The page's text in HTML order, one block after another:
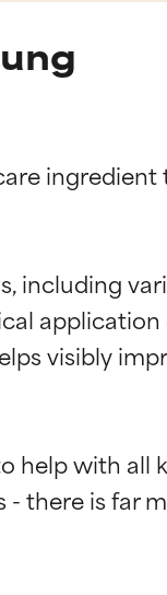
including
visibly
help with all
there is far